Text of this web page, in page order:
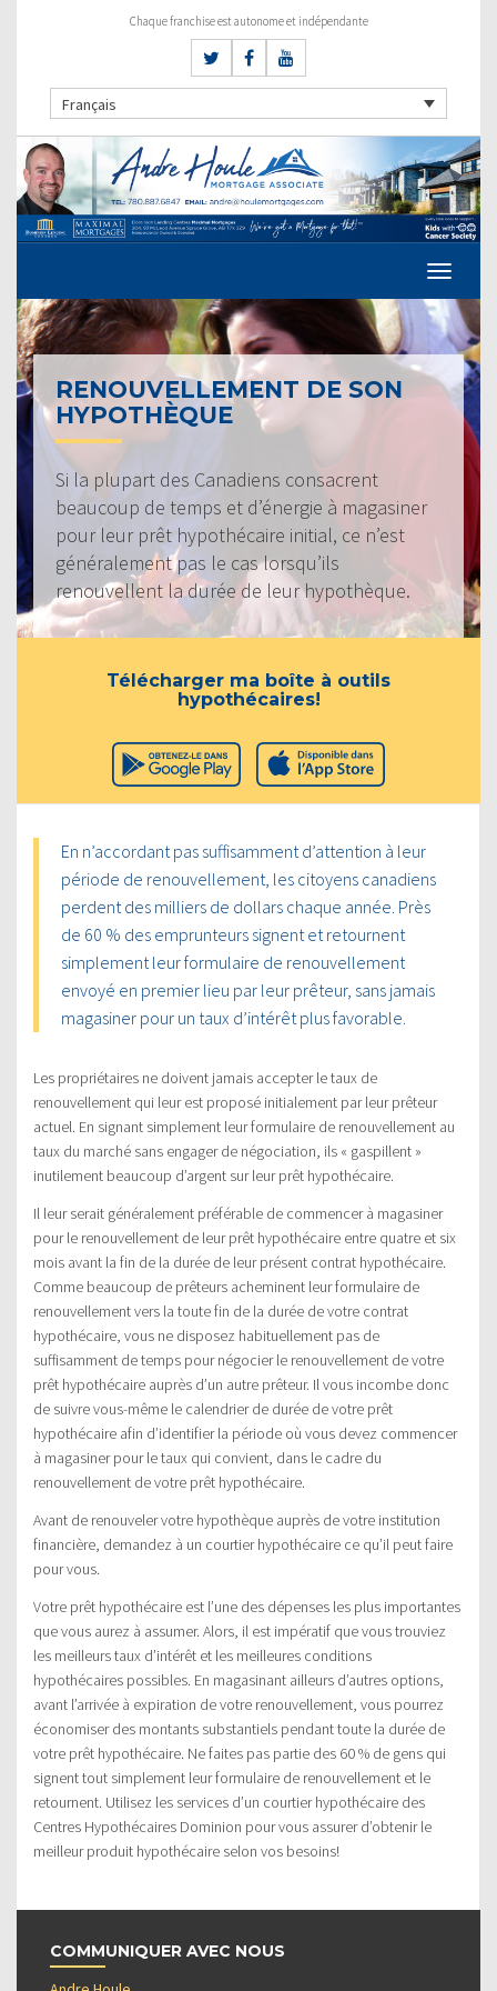
Chaque franchise est autonome et indépendante
Français
RENOUVELLEMENT DE SON
HYPOTHÈQUE
Si la plupart des Canadiens consacrent
beaucoup de temps et d’énergie à magasiner
pour leur prêt hypothécaire initial, ce n’est
généralement pas le cas lorsqu’ils
renouvellent la durée de leur hypothèque.
Télécharger ma boîte à outils
hypothécaires!
En n’accordant pas suffisamment d’attention à leur
période de renouvellement, les citoyens canadiens
perdent des milliers de dollars chaque année. Près
de 60 % des emprunteurs signent et retournent
simplement leur formulaire de renouvellement
envoyé en premier lieu par leur prêteur, sans jamais
magasiner pour un taux d’intérêt plus favorable.
Les propriétaires ne doivent jamais accepter le taux de
renouvellement qui leur est proposé initialement par leur prêteur
actuel. En signant simplement leur formulaire de renouvellement au
taux du marché sans engager de négociation, ils « gaspillent »
inutilement beaucoup d’argent sur leur prêt hypothécaire.
Il leur serait généralement préférable de commencer à magasiner
pour le renouvellement de leur prêt hypothécaire entre quatre et six
mois avant la fin de la durée de leur présent contrat hypothécaire.
Comme beaucoup de prêteurs acheminent leur formulaire de
renouvellement vers la toute fin de la durée de votre contrat
hypothécaire, vous ne disposez habituellement pas de
suffisamment de temps pour négocier le renouvellement de votre
prêt hypothécaire auprès d’un autre prêteur. Il vous incombe donc
de suivre vous-même le calendrier de durée de votre prêt
hypothécaire afin d’identifier la période où vous devez commencer
à magasiner pour le taux qui convient, dans le cadre du
renouvellement de votre prêt hypothécaire.
Avant de renouveler votre hypothèque auprès de votre institution
financière, demandez à un courtier hypothécaire ce qu’il peut faire
pour vous.
Votre prêt hypothécaire est l’une des dépenses les plus importantes
que vous aurez à assumer. Alors, il est impératif que vous trouviez
les meilleurs taux d’intérêt et les meilleures conditions
hypothécaires possibles. En magasinant ailleurs d’autres options,
avant l’arrivée à expiration de votre renouvellement, vous pourrez
économiser des montants substantiels pendant toute la durée de
votre prêt hypothécaire. Ne faites pas partie des 60 % de gens qui
signent tout simplement leur formulaire de renouvellement et le
retournent. Utilisez les services d’un courtier hypothécaire des
Centres Hypothécaires Dominion pour vous assurer d’obtenir le
meilleur produit hypothécaire selon vos besoins!
COMMUNIQUER AVEC NOUS